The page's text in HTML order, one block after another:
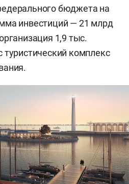
бюджета на
инвестиций — 21 млрд
1,9 тыс.
туристический комплекс